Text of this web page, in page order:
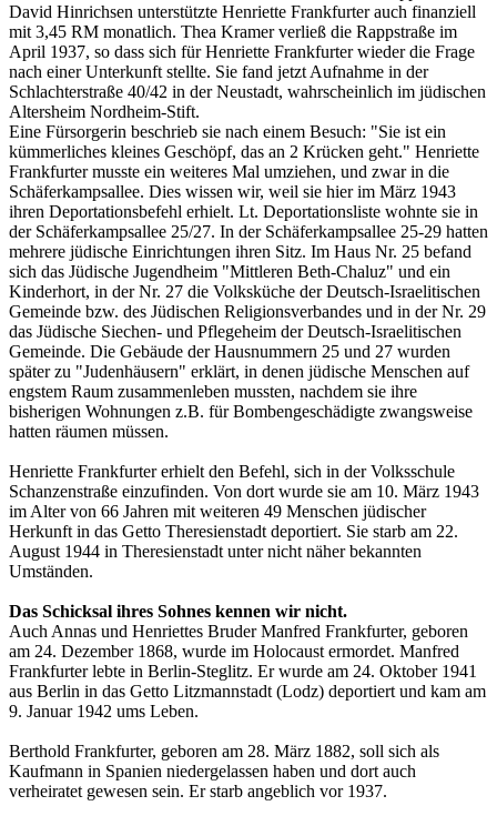
David Hinrichsen unterstützte Henriette Frankfurter auch finanziell
mit 3,45 RM monatlich. Thea Kramer verließ die Rappstraße im
April 1937, so dass sich für Henriette Frankfurter wieder die Frage
nach einer Unterkunft stellte. Sie fand jetzt Aufnahme in der
Schlachterstraße 40/42 in der Neustadt, wahrscheinlich im jüdischen
Altersheim Nordheim-Stift.
Eine Fürsorgerin beschrieb sie nach einem Besuch: "Sie ist ein
kümmerliches kleines Geschöpf, das an 2 Krücken geht." Henriette
Frankfurter musste ein weiteres Mal umziehen, und zwar in die
Schäferkampsallee. Dies wissen wir, weil sie hier im März 1943
ihren Deportationsbefehl erhielt. Lt. Deportationsliste wohnte sie in
der Schäferkampsallee 25/27. In der Schäferkampsallee 25-29 hatten
mehrere jüdische Einrichtungen ihren Sitz. Im Haus Nr. 25 befand
sich das Jüdische Jugendheim "Mittleren Beth-Chaluz" und ein
Kinderhort, in der Nr. 27 die Volksküche der Deutsch-Israelitischen
Gemeinde bzw. des Jüdischen Religionsverbandes und in der Nr. 29
das Jüdische Siechen- und Pflegeheim der Deutsch-Israelitischen
Gemeinde. Die Gebäude der Hausnummern 25 und 27 wurden
später zu "Judenhäusern" erklärt, in denen jüdische Menschen auf
engstem Raum zusammenleben mussten, nachdem sie ihre
bisherigen Wohnungen z.B. für Bombengeschädigte zwangsweise
hatten räumen müssen.
Henriette Frankfurter erhielt den Befehl, sich in der Volksschule
Schanzenstraße einzufinden. Von dort wurde sie am 10. März 1943
im Alter von 66 Jahren mit weiteren 49 Menschen jüdischer
Herkunft in das Getto Theresienstadt deportiert. Sie starb am 22.
August 1944 in Theresienstadt unter nicht näher bekannten
Umständen.
Das Schicksal ihres Sohnes kennen wir nicht.
Auch Annas und Henriettes Bruder Manfred Frankfurter, geboren
am 24. Dezember 1868, wurde im Holocaust ermordet. Manfred
Frankfurter lebte in Berlin-Steglitz. Er wurde am 24. Oktober 1941
aus Berlin in das Getto Litzmannstadt (Lodz) deportiert und kam am
9. Januar 1942 ums Leben.
Berthold Frankfurter, geboren am 28. März 1882, soll sich als
Kaufmann in Spanien niedergelassen haben und dort auch
verheiratet gewesen sein. Er starb angeblich vor 1937.